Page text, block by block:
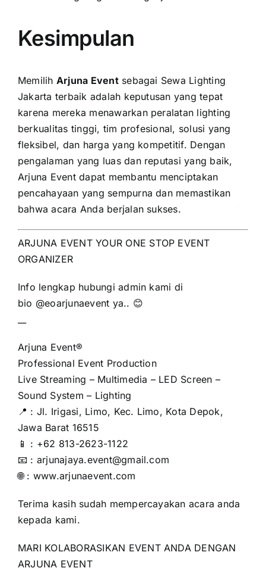
Kesimpulan
Memilih Arjuna Eventsebagai Sewa Lighting
Jakarta terbaik adalah keputusan yang tepat
karena mereka menawarkan peralatan lighting
berkualitas tinggi, tim profesional, solusi yang
fleksibel, dan harga yang kompetitif. Dengan
pengalaman yang luas dan reputasi yang baik,
Arjuna Event dapat membantu menciptakan
pencahayaan yang sempurna dan memastikan
bahwa acara Anda berjalan sukses.
ARJUNA EVENT YOUR ONE STOP EVENT
ORGANIZER
Info lengkap hubungi admin kami di
bio @eoarjunaevent ya.. 😊
Arjuna Event®
Professional Event Production
Live Streaming – Multimedia – LED Screen –
Sound System – Lighting
📍 : Jl. Irigasi, Limo, Kec. Limo, Kota Depok,
Jawa Barat 16515
📱 : +62 813-2623-1122
📧 : arjunajaya.event@gmail.com
🌐 : www.arjunaevent.com
Terima kasih sudah mempercayakan acara anda
kepada kami.
MARI KOLABORASIKAN EVENT ANDA DENGAN
ARJUNA EVENT